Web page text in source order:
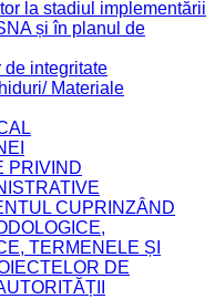
la stadiul implementării
și în planul de
integritate
Materiale
PRIVIND
CUPRINZÂND
TERMENELE ȘI
DE